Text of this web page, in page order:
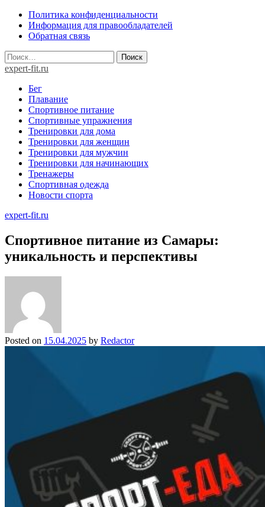
Skip
content
Политика конфиденциальности
Информация для правообладателей
Обратная связь
Найти:
expert-fit.ru
Бег
Плавание
Спортивное питание
Спортивные упражнения
Тренировки для дома
Тренировки для женщин
Тренировки для мужчин
Тренировки для начинающих
Тренажеры
Спортивная одежда
Новости спорта
expert-fit.ru
Спортивное питание из Самары:
уникальность и перспективы
Posted on 15.04.2025 by Redactor